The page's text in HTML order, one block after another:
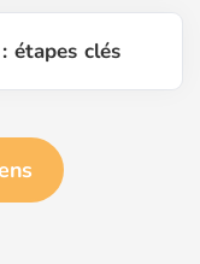
étapes clés